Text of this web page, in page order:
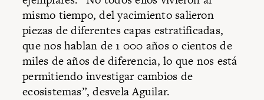
mismo tiempo, del yacimiento salieron
piezas de diferentes capas estratificadas,
que nos hablan de 1 000 años o cientos de
miles de años de diferencia, lo que nos está
permitiendo investigar cambios de
ecosistemas”, desvela Aguilar.